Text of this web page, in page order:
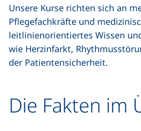
Unsere Kurse richten sich an
Pflegefachkräfte und
leitlinienorientiertes Wissen
wie Herzinfarkt,
der Patientensicherheit.
Die Fakten im